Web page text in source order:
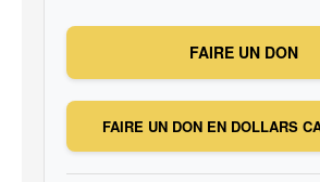
FAIRE UN DON
FAIRE UN DON EN DOLLARS